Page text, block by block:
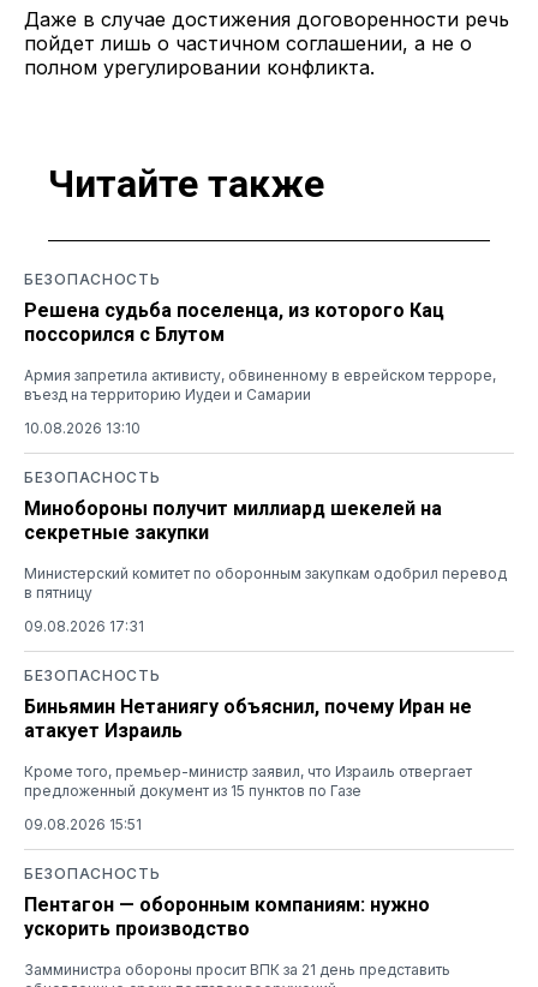
Даже в случае достижения договоренности речь
пойдет лишь о частичном соглашении, а не о
полном урегулировании конфликта.
Читайте также
БЕЗОПАСНОСТЬ
Решена судьба поселенца, из которого Кац
поссорился с Блутом
Армия запретила активисту, обвиненному в еврейском терроре,
въезд на территорию Иудеи и Самарии
10.08.2026 13:10
БЕЗОПАСНОСТЬ
Минобороны получит миллиард шекелей на
секретные закупки
Министерский комитет по оборонным закупкам одобрил перевод
в пятницу
09.08.2026 17:31
БЕЗОПАСНОСТЬ
Биньямин Нетаниягу объяснил, почему Иран не
атакует Израиль
Кроме того, премьер-министр заявил, что Израиль отвергает
предложенный документ из 15 пунктов по Газе
09.08.2026 15:51
БЕЗОПАСНОСТЬ
Пентагон — оборонным компаниям: нужно
ускорить производство
Замминистра обороны просит ВПК за 21 день представить